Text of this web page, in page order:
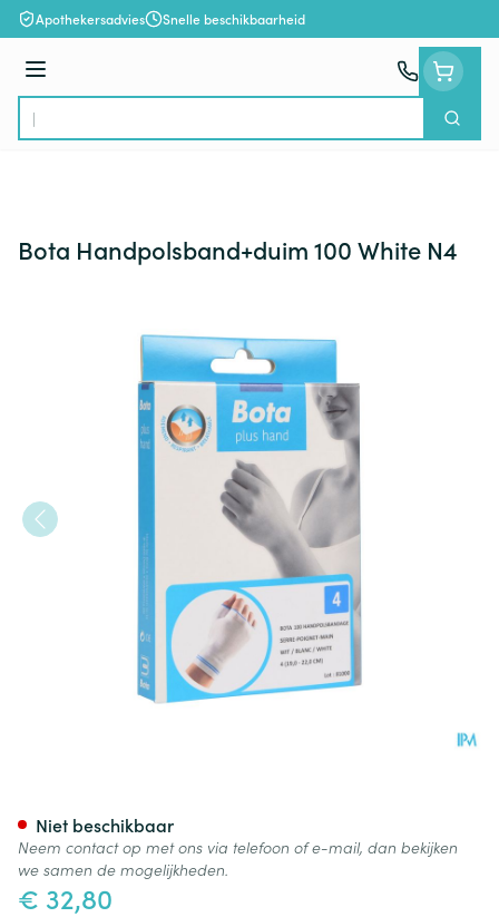
Ga naar de inhoud
Apothekersadvies Snelle beschikbaarheid
Menu
Product, merk, categorie...
Zoek
Bota Handpolsband+duim 100 White N4
€ 32,80
Niet beschikbaar
Neem contact op met ons via telefoon of e-mail, dan bekijken
we samen de mogelijkheden.